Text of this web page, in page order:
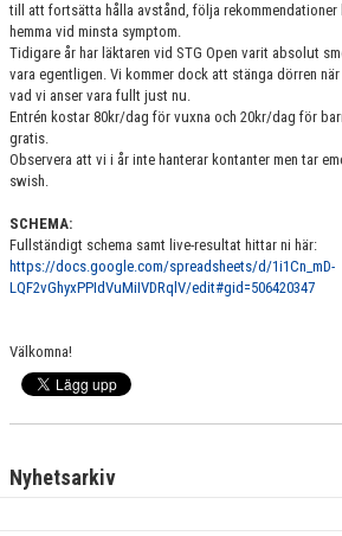
till att fortsätta hålla avstånd, följa rekommendationer
hemma vid minsta symptom.
Tidigare år har läktaren vid STG Open varit absolut
vara egentligen. Vi kommer dock att stänga dörren
vad vi anser vara fullt just nu.
Entrén kostar 80kr/dag för vuxna och 20kr/dag för
gratis.
Observera att vi i år inte hanterar kontanter men tar
swish.
SCHEMA:
Fullständigt schema samt live-resultat hittar ni här:
https://docs.google.com/spreadsheets/d/1i1Cn_mD-
LQF2vGhyxPPIdVuMiIVDRqlV/edit#gid=506420347
Välkomna!
Nyhetsarkiv